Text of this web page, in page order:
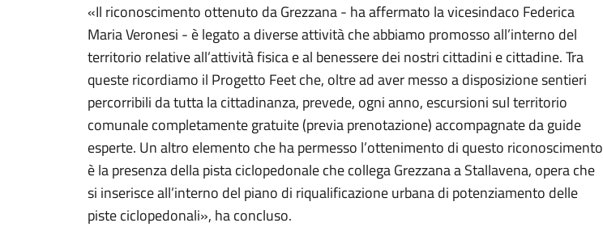
«Il riconoscimento ottenuto da Grezzana - ha affermato la vicesindaco Federica
Maria Veronesi - è legato a diverse attività che abbiamo promosso all’interno del
territorio relative all’attività fisica e al benessere dei nostri cittadini e cittadine. Tra
queste ricordiamo il Progetto Feet che, oltre ad aver messo a disposizione sentieri
percorribili da tutta la cittadinanza, prevede, ogni anno, escursioni sul territorio
comunale completamente gratuite (previa prenotazione) accompagnate da guide
esperte. Un altro elemento che ha permesso l’ottenimento di questo riconoscimento
è la presenza della pista ciclopedonale che collega Grezzana a Stallavena, opera che
si inserisce all’interno del piano di riqualificazione urbana di potenziamento delle
piste ciclopedonali», ha concluso.